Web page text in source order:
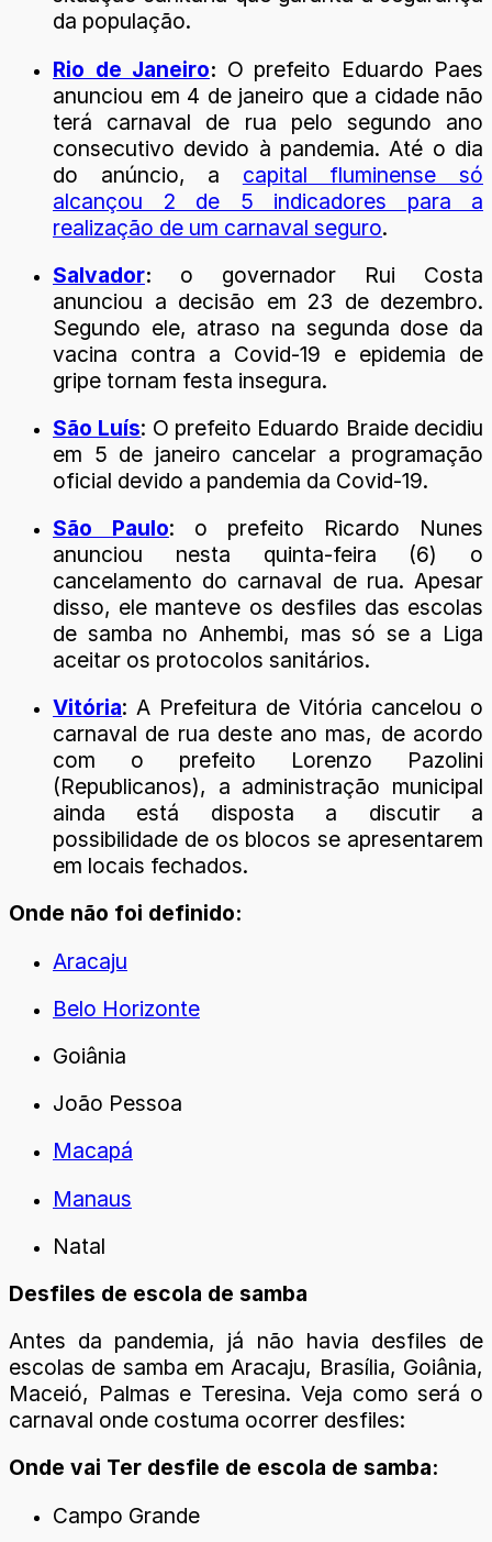
da população.
Rio de Janeiro: O prefeito Eduardo Paes
anunciou em 4 de janeiro que a cidade não
terá carnaval de rua pelo segundo ano
consecutivo devido à pandemia. Até o dia
do anúncio, a capital fluminense só
alcançou 2 de 5 indicadores para a
realização de um carnaval seguro.
Salvador: o governador Rui Costa
anunciou a decisão em 23 de dezembro.
Segundo ele, atraso na segunda dose da
vacina contra a Covid-19 e epidemia de
gripe tornam festa insegura.
São Luís: O prefeito Eduardo Braide decidiu
em 5 de janeiro cancelar a programação
oficial devido a pandemia da Covid-19.
São Paulo: o prefeito Ricardo Nunes
anunciou nesta quinta-feira (6) o
cancelamento do carnaval de rua. Apesar
disso, ele manteve os desfiles das escolas
de samba no Anhembi, mas só se a Liga
aceitar os protocolos sanitários.
Vitória: A Prefeitura de Vitória cancelou o
carnaval de rua deste ano mas, de acordo
com o prefeito Lorenzo Pazolini
(Republicanos), a administração municipal
ainda está disposta a discutir a
possibilidade de os blocos se apresentarem
em locais fechados.
Onde não foi definido:
Aracaju
Belo Horizonte
Goiânia
João Pessoa
Macapá
Manaus
Natal
Desfiles de escola de samba
Antes da pandemia, já não havia desfiles de
escolas de samba em Aracaju, Brasília, Goiânia,
Maceió, Palmas e Teresina. Veja como será o
carnaval onde costuma ocorrer desfiles:
Onde vai Ter desfile de escola de samba:
Campo Grande